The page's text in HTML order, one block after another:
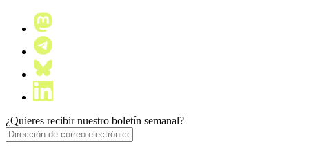
¿Quieres recibir nuestro boletín semanal?